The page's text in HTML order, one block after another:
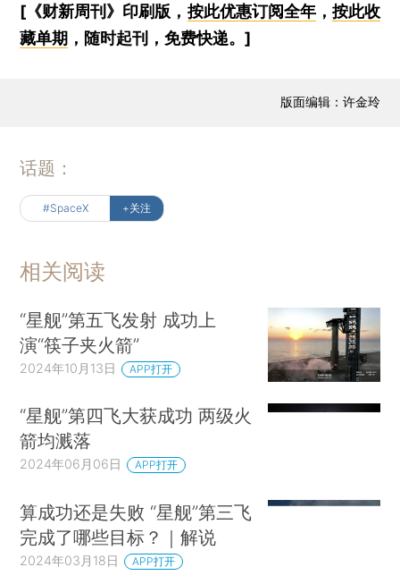
[《财新周刊》印刷版， 按此优惠订阅全年， 按此收
藏单期 ，随时起刊，免费快递。]
版面编辑：许金玲
话题：
#SpaceX +关注
相关阅读
“星舰”第五飞发射 成功上
演“筷子夹火箭”
2024年10月13日 APP打开
“星舰”第四飞大获成功 两级火
箭均溅落
2024年06月06日 APP打开
算成功还是失败 “星舰”第三飞
完成了哪些目标？｜解说
2024年03月18日 APP打开